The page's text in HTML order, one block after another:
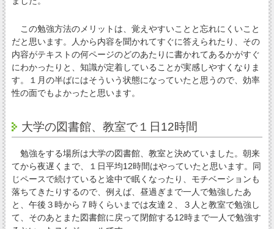
この勉強方法のメリットは、覚えやすいことと忘れにくいこと
だと思います。人から内容を聞かれてすぐに答えられたり、その
内容がテキストの何ページのどのあたりに書かれてあるかがすぐ
にわかったりと、知識が定着していることが実感しやすくなりま
す。１月の半ばにはそういう状態になっていたと思うので、効率
性の面でもよかったと思います。
大学の図書館、教室で１日12時間
勉強をする場所は大学の図書館、教室と決めていました。朝来
てから夜遅くまで、１日平均12時間はやっていたと思います。同
じペースで続けていると途中で眠くなったり、モチベーションも
落ちてきたりするので、例えば、昼過ぎまで一人で勉強したあ
と、午後３時から７時くらいまでは友達２、３人と教室で勉強し
て、そのあとまた図書館に戻って閉館する12時まで一人で勉強す